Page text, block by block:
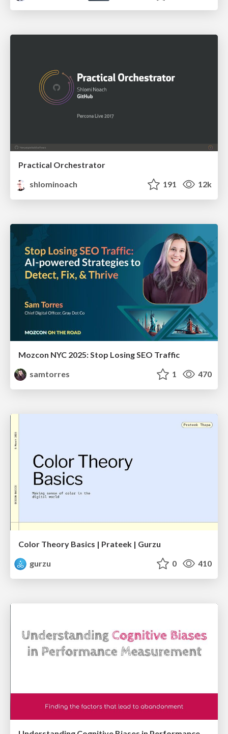
Practical Orchestrator
shlominoach
191 12k
Mozcon NYC 2025: Stop Losing SEO Traffic
samtorres
1 470
Color Theory Basics | Prateek | Gurzu
gurzu
0 410